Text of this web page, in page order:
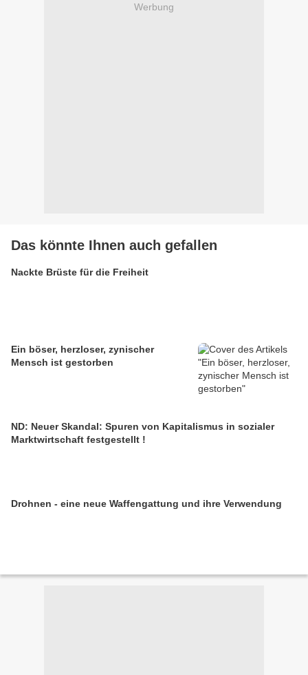
Werbung
Das könnte Ihnen auch gefallen
Nackte Brüste für die Freiheit
Ein böser, herzloser, zynischer
Mensch ist gestorben
ND: Neuer Skandal: Spuren von Kapitalismus in sozialer
Marktwirtschaft festgestellt !
Drohnen - eine neue Waffengattung und ihre Verwendung